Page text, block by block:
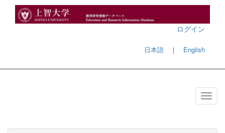
ログイン
日本語 ｜ English